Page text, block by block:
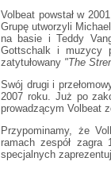
Volbeat powstał w
Grupę utworzyli
na basie i Teddy
Gottschalk i muzycy
zatytułowany "The
Swój drugi i
2007 roku. Już po
prowadzącym Volbeat
Przypominamy, że
ramach zespół zagra
specjalnych